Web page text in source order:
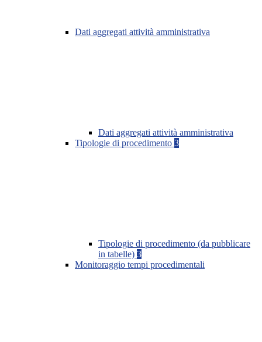
Dati aggregati attività amministrativa
Dati aggregati attività amministrativa
Tipologie di procedimento 3
Tipologie di procedimento (da pubblicare
in tabelle) 3
Monitoraggio tempi procedimentali